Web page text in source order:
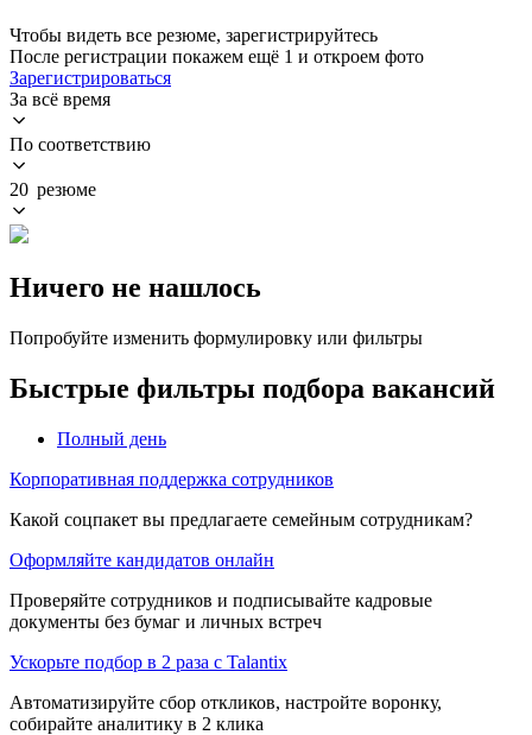
Чтобы видеть все резюме, зарегистрируйтесь
После регистрации покажем ещё 1 и откроем фото
Зарегистрироваться
За всё время
По соответствию
20 резюме
Ничего не нашлось
Попробуйте изменить формулировку или фильтры
Быстрые фильтры подбора вакансий
Полный день
Корпоративная поддержка сотрудников
Какой соцпакет вы предлагаете семейным сотрудникам?
Оформляйте кандидатов онлайн
Проверяйте сотрудников и подписывайте кадровые
документы без бумаг и личных встреч
Ускорьте подбор в 2 раза с Talantix
Автоматизируйте сбор откликов, настройте воронку,
собирайте аналитику в 2 клика